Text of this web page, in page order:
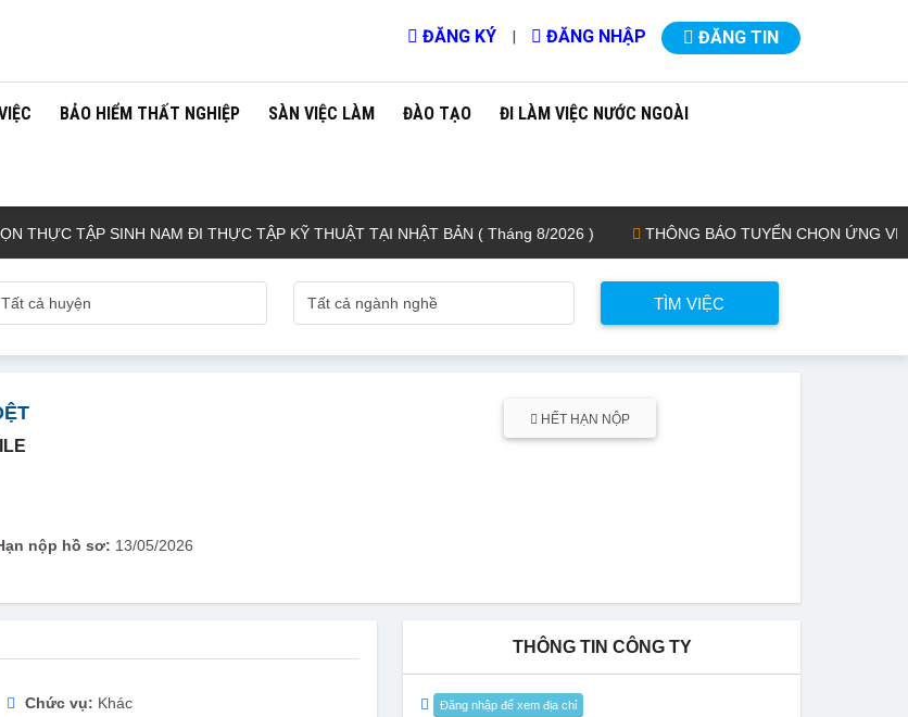
ĐĂNG KÝ | ĐĂNG NHẬP ĐĂNG TIN
BẢO HIỂM THẤT NGHIỆP SÀN VIỆC LÀM ĐÀO TẠO ĐI LÀM VIỆC NƯỚC NGOÀI
TẬP SINH NAM ĐI THỰC TẬP KỸ THUẬT TẠI NHẬT BẢN ( Tháng 8/2026 ) THÔNG BÁO TUYỂN CHỌN ỨNG VIÊN
nộp hồ sơ: 13/05/2026
HẾT HẠN NỘP
Chức vụ: Khác
THÔNG TIN CÔNG TY
Đăng nhập để xem địa chỉ